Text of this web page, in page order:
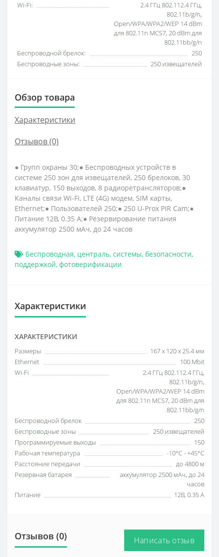
Wi-Fi:
2.4 ГГц 802.112.4 ГГц,
802.11b/g/n,
Open/WPA/WPA2/WEP 14 dBm
для 802.11n MCS7, 20 dBm для
802.11bb/g/n
Беспроводной брелок:
250
Беспроводные зоны:
250 извещателей
Обзор товара
Характеристики
Отзывов (0)
● Групп охраны 30;● Беспроводных устройств в
системе 250 зон для извещателей, 250 брелоков, 30
клавиатур, 150 выходов, 8 радиоретрансляторов;●
Каналы связи Wi-Fi, LTE (4G) модем, SIM карты,
Ethernet;● Пользователей 250;● 250 U-Prox PIR Cam;●
Питание 12В, 0.35 А;● Резервирование питания
аккумулятор 2500 мАч, до 24 часов
Беспроводная, централь, системы, безопасности,
поддержкой, фотоверификации
Характеристики
ХАРАКТЕРИСТИКИ
Размеры
167 х 120 х 25.4 мм
Ethernet
100 Mbit
Wi-Fi
2.4 ГГц 802.112.4 ГГц,
802.11b/g/n,
Open/WPA/WPA2/WEP 14 dBm
для 802.11n MCS7, 20 dBm для
802.11bb/g/n
Беспроводной брелок
250
Беспроводные зоны
250 извещателей
Программируемые выходы
150
Рабочая температура
-10°C - +45°C
Расстояние передачи
до 4800 м
Резервная батарея
аккумулятор 2500 мАч, до 24
часов
Питание
12В, 0.35 А
Отзывов (0) Написать отзыв